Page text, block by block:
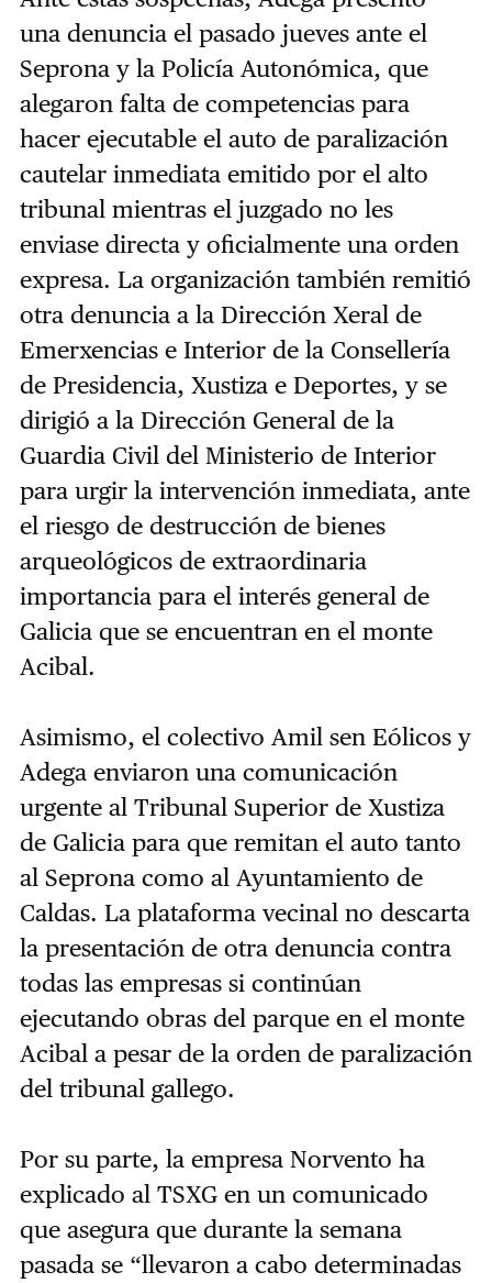
una denuncia el pasado jueves ante el
Seprona y la Policía Autonómica, que
alegaron falta de competencias para
hacer ejecutable el auto de paralización
cautelar inmediata emitido por el alto
tribunal mientras el juzgado no les
enviase directa y oficialmente una orden
expresa. La organización también remitió
otra denuncia a la Dirección Xeral de
Emerxencias e Interior de la Consellería
de Presidencia, Xustiza e Deportes, y se
dirigió a la Dirección General de la
Guardia Civil del Ministerio de Interior
para urgir la intervención inmediata, ante
el riesgo de destrucción de bienes
arqueológicos de extraordinaria
importancia para el interés general de
Galicia que se encuentran en el monte
Acibal.
Asimismo, el colectivo Amil sen Eólicos y
Adega enviaron una comunicación
urgente al Tribunal Superior de Xustiza
de Galicia para que remitan el auto tanto
al Seprona como al Ayuntamiento de
Caldas. La plataforma vecinal no descarta
la presentación de otra denuncia contra
todas las empresas si continúan
ejecutando obras del parque en el monte
Acibal a pesar de la orden de paralización
del tribunal gallego.
Por su parte, la empresa Norvento ha
explicado al TSXG en un comunicado
que asegura que durante la semana
pasada se “llevaron a cabo determinadas